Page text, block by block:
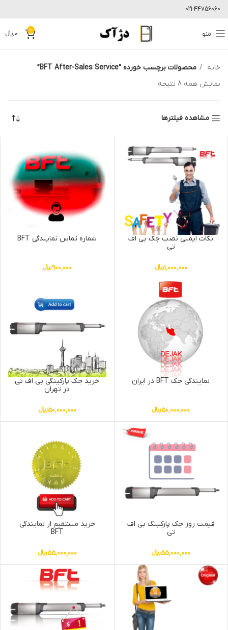
021-44756060
منو 0
0﷼
خانه
محصولات برچسب خورده “BFT After-Sales Service”
نمایش همه 8 نتیجه
مشاهده فیلترها
نکات ایمنی نصب جک بی اف
تی
1,000,000﷼
شماره تماس نمایندگی BFT
900,000﷼
نمایندگی جک BFT در ایران
50,000,000﷼
خرید جک پارکینگی بی اف تی
در تهران
50,000,000﷼
قیمت روز جک پارکینگ بی اف
تی
55,000,000﷼
خرید مستقیم از نمایندگی
BFT
55,000,000﷼